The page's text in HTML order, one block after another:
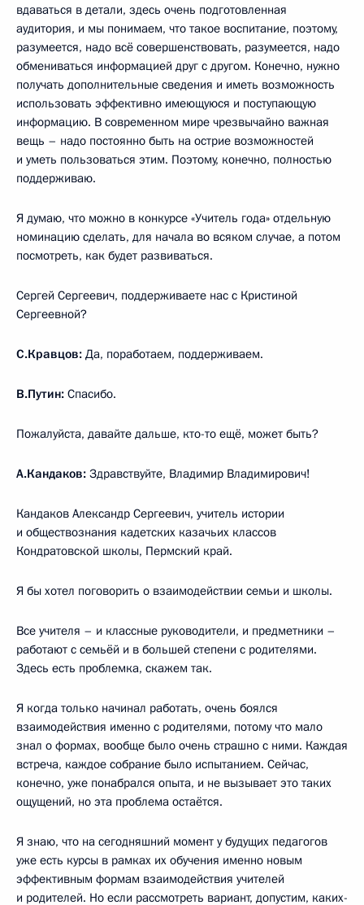
вдаваться в детали, здесь очень подготовленная
аудитория, и мы понимаем, что такое воспитание, поэтому,
разумеется, надо всё совершенствовать, разумеется, надо
обмениваться информацией друг с другом. Конечно, нужно
получать дополнительные сведения и иметь возможность
использовать эффективно имеющуюся и поступающую
информацию. В современном мире чрезвычайно важная
вещь – надо постоянно быть на острие возможностей
и уметь пользоваться этим. Поэтому, конечно, полностью
поддерживаю.
Я думаю, что можно в конкурсе «Учитель года» отдельную
номинацию сделать, для начала во всяком случае, а потом
посмотреть, как будет развиваться.
Сергей Сергеевич, поддерживаете нас с Кристиной
Сергеевной?
С.Кравцов: Да, поработаем, поддерживаем.
В.Путин: Спасибо.
Пожалуйста, давайте дальше, кто-то ещё, может быть?
А.Кандаков: Здравствуйте, Владимир Владимирович!
Кандаков Александр Сергеевич, учитель истории
и обществознания кадетских казачьих классов
Кондратовской школы, Пермский край.
Я бы хотел поговорить о взаимодействии семьи и школы.
Все учителя – и классные руководители, и предметники –
работают с семьёй и в большей степени с родителями.
Здесь есть проблемка, скажем так.
Я когда только начинал работать, очень боялся
взаимодействия именно с родителями, потому что мало
знал о формах, вообще было очень страшно с ними. Каждая
встреча, каждое собрание было испытанием. Сейчас,
конечно, уже понабрался опыта, и не вызывает это таких
ощущений, но эта проблема остаётся.
Я знаю, что на сегодняшний момент у будущих педагогов
уже есть курсы в рамках их обучения именно новым
эффективным формам взаимодействия учителей
и родителей. Но если рассмотреть вариант, допустим, каких-